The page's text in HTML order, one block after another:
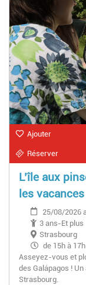
Ajouter
Réserver
L’île aux
les
25/08/2026
3 ans-Et plus
Strasbourg
de 15h à 17h
Asseyez-vous et
des Galápagos !
Strasbourg.